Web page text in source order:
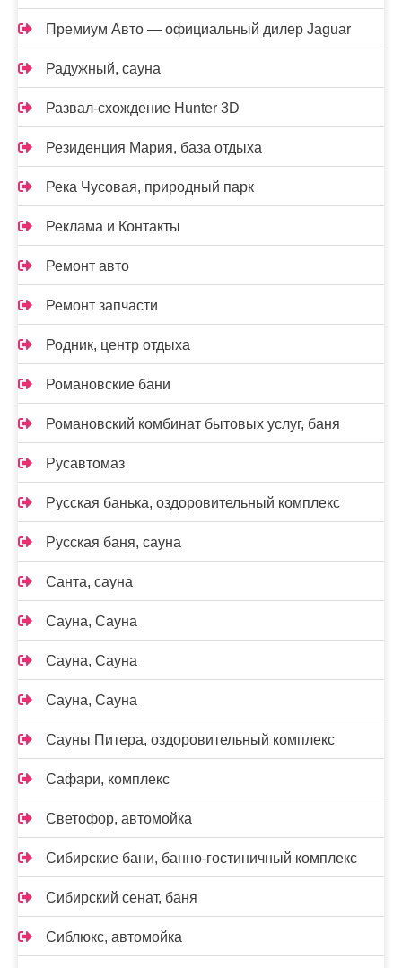
Премиум Авто — официальный дилер Jaguar
Радужный, сауна
Развал-схождение Hunter 3D
Резиденция Мария, база отдыха
Река Чусовая, природный парк
Реклама и Контакты
Ремонт авто
Ремонт запчасти
Родник, центр отдыха
Романовские бани
Романовский комбинат бытовых услуг, баня
Русавтомаз
Русская банька, оздоровительный комплекс
Русская баня, сауна
Санта, сауна
Сауна, Сауна
Сауна, Сауна
Сауна, Сауна
Сауны Питера, оздоровительный комплекс
Сафари, комплекс
Светофор, автомойка
Сибирские бани, банно-гостиничный комплекс
Сибирский сенат, баня
Сиблюкс, автомойка